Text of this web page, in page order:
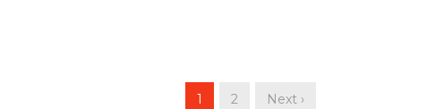
1 2 Next ›